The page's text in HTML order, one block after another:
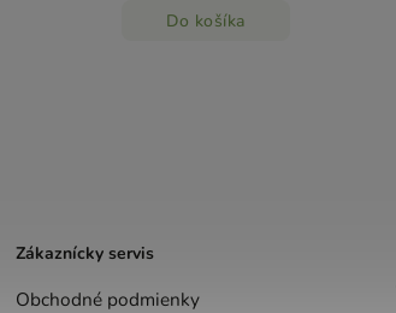
Do košíka
Zákaznícky servis
Obchodné podmienky